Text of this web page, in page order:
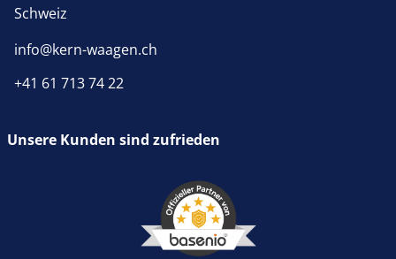
Schweiz
info@kern-waagen.ch
+41 61 713 74 22
Unsere Kunden sind zufrieden